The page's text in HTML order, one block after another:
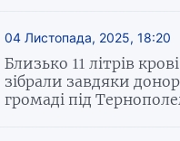
04 Листопада, 2025, 18:20
Близько 11 літрів
зібрали завдяки
громаді під